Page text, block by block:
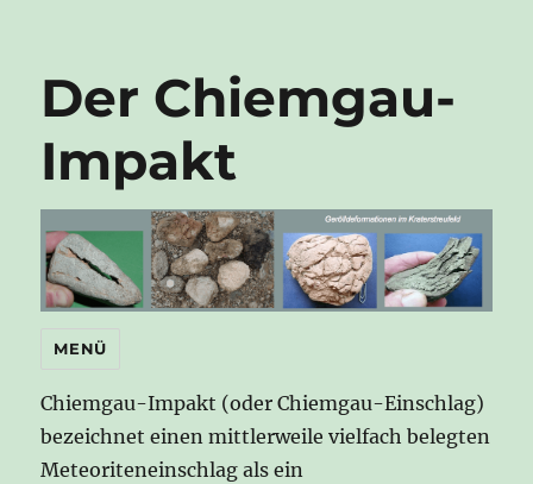
Der Chiemgau-
Impakt
MENÜ
Chiemgau-Impakt (oder Chiemgau-Einschlag)
bezeichnet einen mittlerweile vielfach belegten
Meteoriteneinschlag als ein